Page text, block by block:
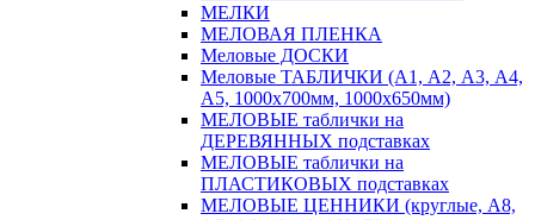
МЕЛКИ
МЕЛОВАЯ ПЛЕНКА
Меловые ДОСКИ
Меловые ТАБЛИЧКИ (А1, А2, А3, А4,
А5, 1000х700мм, 1000х650мм)
МЕЛОВЫЕ таблички на
ДЕРЕВЯННЫХ подставках
МЕЛОВЫЕ таблички на
ПЛАСТИКОВЫХ подставках
МЕЛОВЫЕ ЦЕННИКИ (круглые, А8,